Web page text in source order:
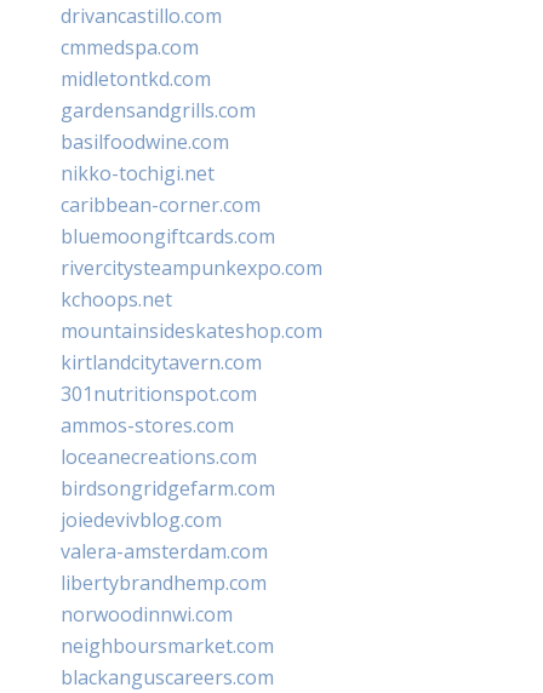
drivancastillo.com
cmmedspa.com
midletontkd.com
gardensandgrills.com
basilfoodwine.com
nikko-tochigi.net
caribbean-corner.com
bluemoongiftcards.com
rivercitysteampunkexpo.com
kchoops.net
mountainsideskateshop.com
kirtlandcitytavern.com
301nutritionspot.com
ammos-stores.com
loceanecreations.com
birdsongridgefarm.com
joiedevivblog.com
valera-amsterdam.com
libertybrandhemp.com
norwoodinnwi.com
neighboursmarket.com
blackanguscareers.com